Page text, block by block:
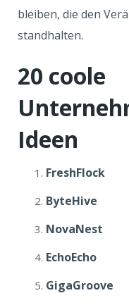
bleiben, die den
standhalten.
20 coole
Ideen
FreshFlock
ByteHive
NovaNest
EchoEcho
GigaGroove